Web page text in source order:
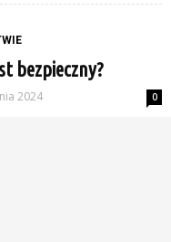
bezpieczny?
2024 0